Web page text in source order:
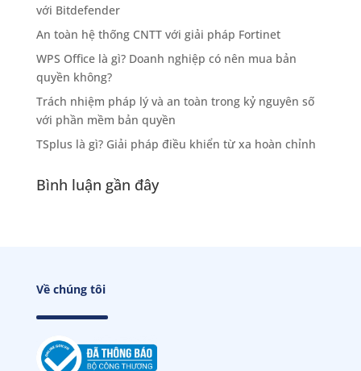
với Bitdefender
An toàn hệ thống CNTT với giải pháp Fortinet
WPS Office là gì? Doanh nghiệp có nên mua bản
quyền không?
Trách nhiệm pháp lý và an toàn trong kỷ nguyên số
với phần mềm bản quyền
TSplus là gì? Giải pháp điều khiển từ xa hoàn chỉnh
Bình luận gần đây
Về chúng tôi